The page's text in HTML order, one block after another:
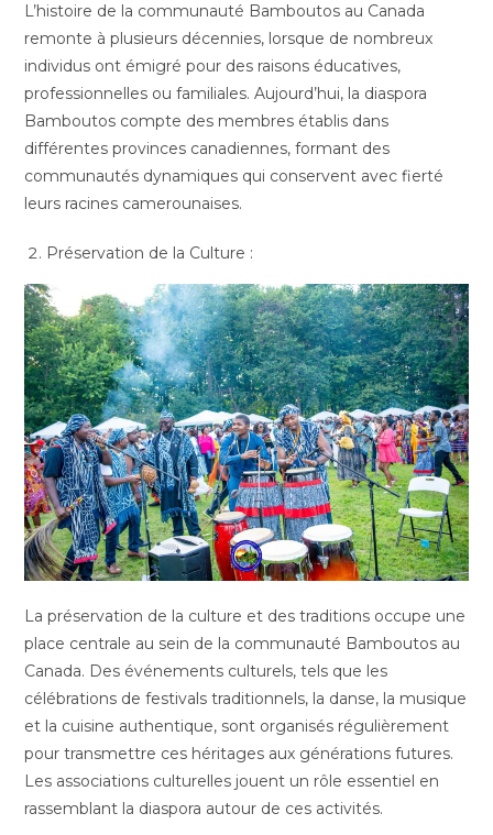
L’histoire de la communauté Bamboutos au Canada
remonte à plusieurs décennies, lorsque de nombreux
individus ont émigré pour des raisons éducatives,
professionnelles ou familiales. Aujourd’hui, la diaspora
Bamboutos compte des membres établis dans
différentes provinces canadiennes, formant des
communautés dynamiques qui conservent avec fierté
leurs racines camerounaises.
Préservation de la Culture :
La préservation de la culture et des traditions occupe une
place centrale au sein de la communauté Bamboutos au
Canada. Des événements culturels, tels que les
célébrations de festivals traditionnels, la danse, la musique
et la cuisine authentique, sont organisés régulièrement
pour transmettre ces héritages aux générations futures.
Les associations culturelles jouent un rôle essentiel en
rassemblant la diaspora autour de ces activités.